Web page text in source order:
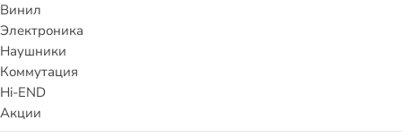
Винил
Электроника
Наушники
Коммутация
Hi-END
Акции